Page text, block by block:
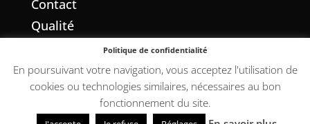
Contact
Qualité
Mentions légales
Conditions Générales de Vente
Politique de confidentialité
En poursuivant votre navigation, vous acceptez l'utilisation de
cookies ou technologies similaires, nécessaires au bon
fonctionnement du site.